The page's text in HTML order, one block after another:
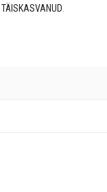
TÄISKASVANUD